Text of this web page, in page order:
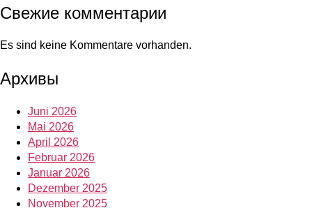
Свежие комментарии
Es sind keine Kommentare vorhanden.
Архивы
Juni 2026
Mai 2026
April 2026
Februar 2026
Januar 2026
Dezember 2025
November 2025